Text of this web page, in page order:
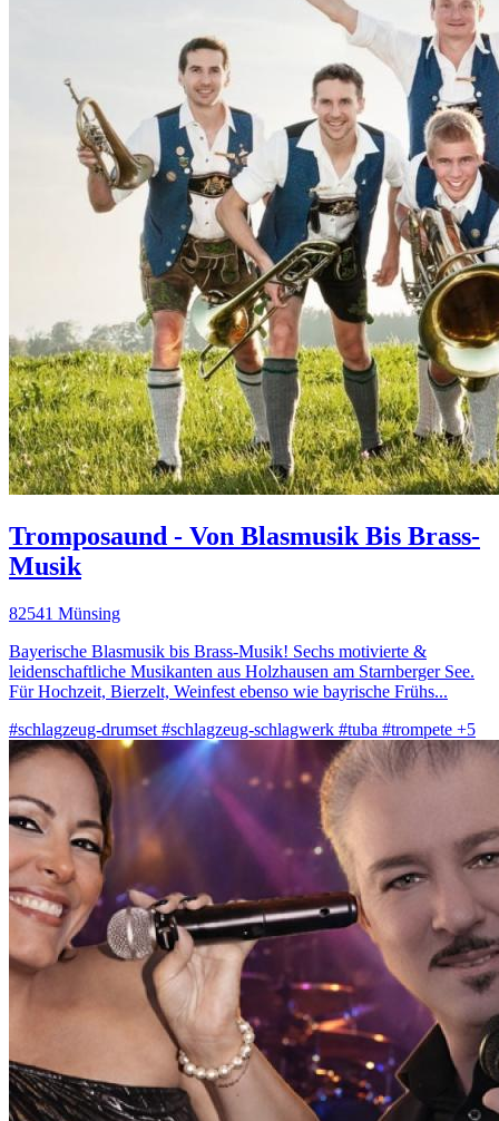
Tromposaund - Von Blasmusik Bis Brass-
Musik
82541 Münsing
Bayerische Blasmusik bis Brass-Musik! Sechs motivierte &
leidenschaftliche Musikanten aus Holzhausen am Starnberger See.
Für Hochzeit, Bierzelt, Weinfest ebenso wie bayrische Frühs...
#schlagzeug-drumset #schlagzeug-schlagwerk #tuba #trompete +5